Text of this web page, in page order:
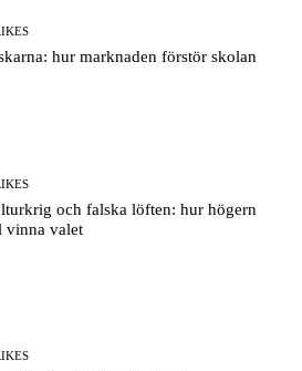
hur marknaden förstör skolan
och falska löften: hur högern
vinna valet